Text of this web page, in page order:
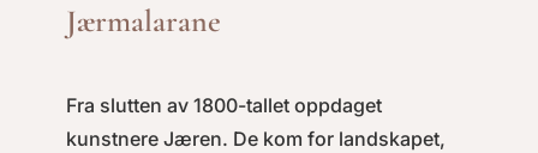
Jærmalarane
Fra slutten av 1800-tallet oppdaget
kunstnere Jæren. De kom for landskapet,